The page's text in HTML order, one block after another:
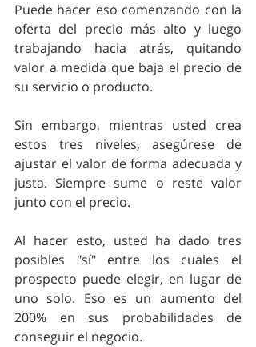
Puede hacer eso comenzando con la
oferta del precio más alto y luego
trabajando hacia atrás, quitando
valor a medida que baja el precio de
su servicio o producto.
Sin embargo, mientras usted crea
estos tres niveles, asegúrese de
ajustar el valor de forma adecuada y
justa. Siempre sume o reste valor
junto con el precio.
Al hacer esto, usted ha dado tres
posibles "sí" entre los cuales el
prospecto puede elegir, en lugar de
uno solo. Eso es un aumento del
200% en sus probabilidades de
conseguir el negocio.